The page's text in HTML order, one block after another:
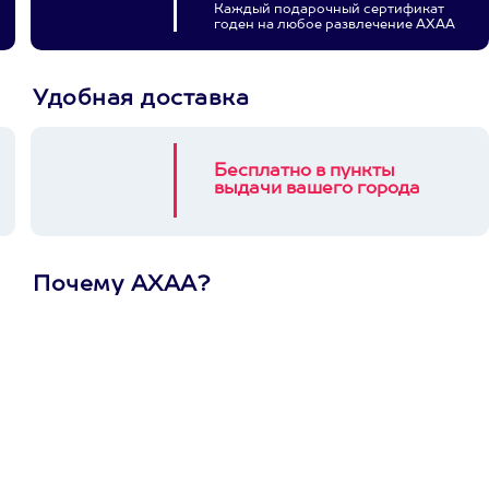
Каждый подарочный сертификат
годен на любое развлечение АХАА
Удобная доставка
Бесплатно в пункты
выдачи вашего города
Почему АХАА?